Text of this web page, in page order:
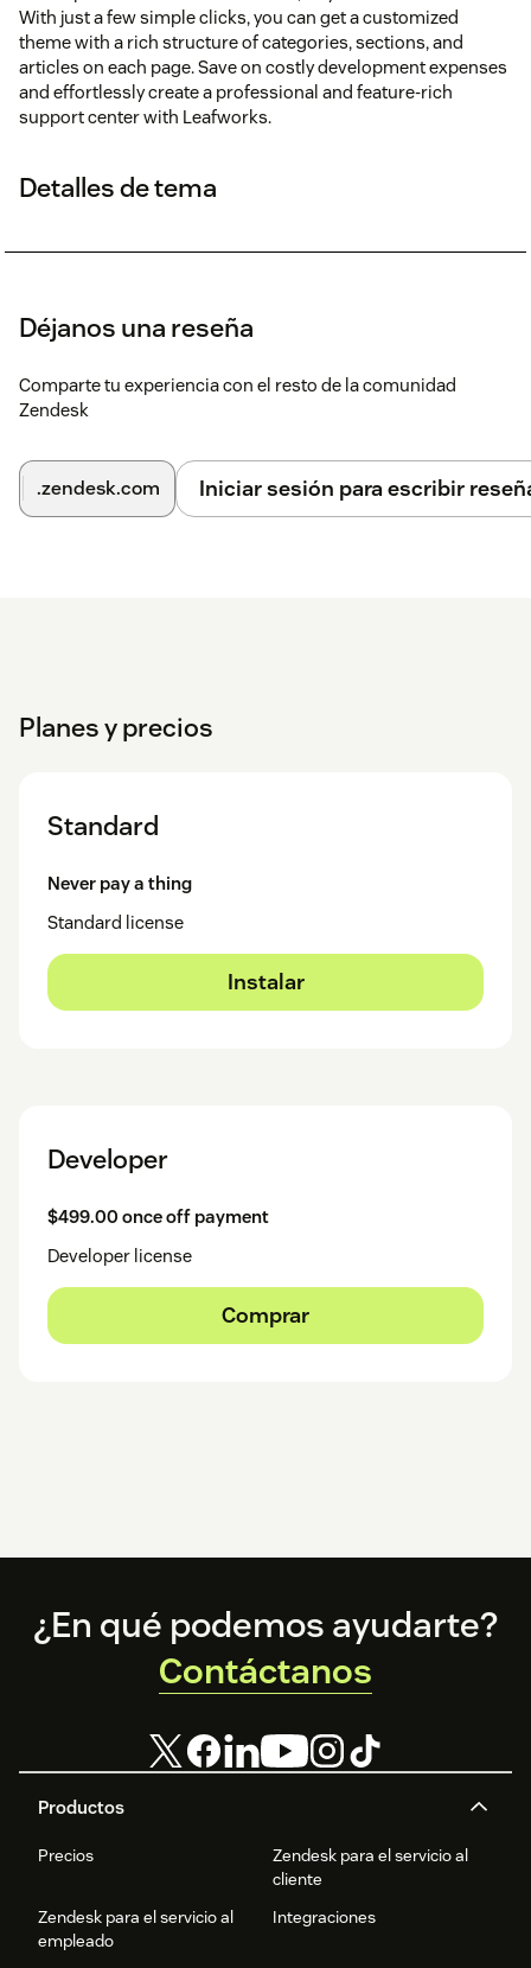
With just a few simple clicks, you can get a customized
theme with a rich structure of categories, sections, and
articles on each page. Save on costly development expenses
and effortlessly create a professional and feature-rich
support center with Leafworks.
Detalles de tema
Déjanos una reseña
Comparte tu experiencia con el resto de la comunidad
Zendesk
.zendesk.com Iniciar sesión para escribir
Planes y precios
Standard
Never pay a thing
Standard license
Instalar
Developer
$499.00 once off payment
Developer license
Comprar
Footer
Productos
Precios
Zendesk para el servicio al
cliente
Zendesk para el servicio al
empleado
Integraciones
¿En qué podemos ayudarte?
Contáctanos